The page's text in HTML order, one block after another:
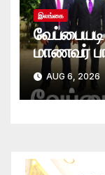
இலங்கை
மாணவர்
AUG 6, 2026